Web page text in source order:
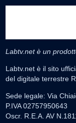
Labtv.net è un
Labtv.net è il sito
del digitale terrestre
Sede legale: Via
P.IVA 02757950643
Oscr. R.E.A. AV